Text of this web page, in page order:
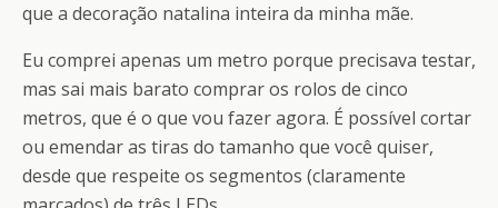
que a decoração natalina inteira da minha mãe.
Eu comprei apenas um metro porque precisava testar,
mas sai mais barato comprar os rolos de cinco
metros, que é o que vou fazer agora. É possível cortar
ou emendar as tiras do tamanho que você quiser,
desde que respeite os segmentos (claramente